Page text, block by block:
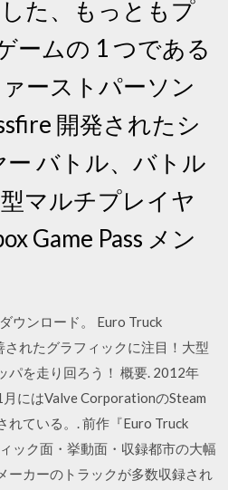
た、もっともプ
ームの 1 つである
ーストパーソン
開発されたシ
バトル、バトル
マルチプレイヤ
Game Pass メン
ウンロード。 Euro Truck
れたグラフィックに注目！大型
パを走り回ろう！ 概要. 2012年
にはValve CorporationのSteam
れている。. 前作『Euro Truck
ック面・挙動面・収録都市の大幅
ーカーのトラックが多数収録され